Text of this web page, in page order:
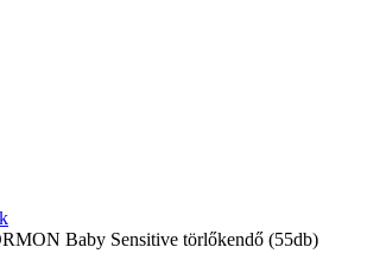
Baby Sensitive törlőkendő (55db)